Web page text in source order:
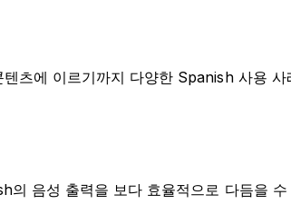
츠에 이르기까지 다양한 Spanish 사용
음성 출력을 보다 효율적으로 다듬을 수